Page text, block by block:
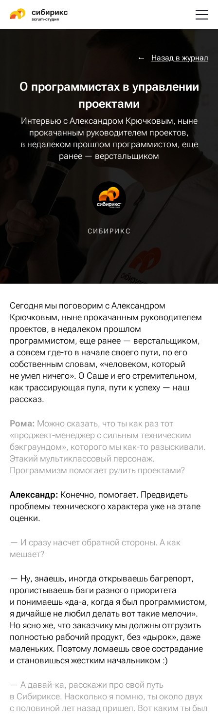
Назад в журнал
О программистах в управлении
проектами
Интервью с Александром Крючковым, ныне
прокачанным руководителем проектов,
в недалеком прошлом программистом, еще
ранее — верстальщиком
СИБИРИКС
Сегодня мы поговорим с Александром
Крючковым, ныне прокачанным руководителем
проектов, в недалеком прошлом
программистом, еще ранее — верстальщиком,
а совсем где-то в начале своего пути, по его
собственным словам, «человеком, который
не умел ничего». О Саше и его стремительном,
как трассирующая пуля, пути к успеху — наш
рассказ.
Рома: Можно сказать, что ты как раз тот
«проджект-менеджер с сильным техническим
бэкграундом», которого мы как-то разыскивали.
Этакий мультиклассовый персонаж.
Программизм помогает рулить проектами?
Александр: Конечно, помогает. Предвидеть
проблемы технического характера уже на этапе
оценки.
— И сразу насчет обратной стороны. А как
мешает?
— Ну, знаешь, иногда открываешь багрепорт,
пролистываешь баги разного приоритета
и понимаешь «да-а, когда я был программистом,
я дичайше не любил делать вот такие мелочи».
Но ясно же, что заказчику мы должны отгрузить
полностью рабочий продукт, без «дырок», даже
маленьких. Поэтому ломаешь свое сострадание
и становишься жестким начальником :)
— А давай-ка, расскажи про свой путь
в Сибириксе. Насколько я помню, ты около двух
с половиной лет назад пришел. Вот каким ты был